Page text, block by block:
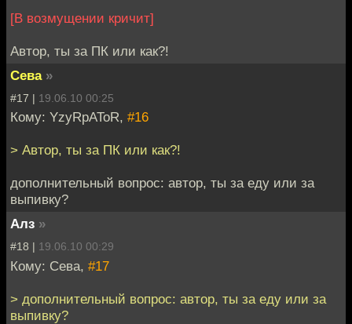
[В возмущении кричит]
Автор, ты за ПК или как?!
Сева »
#17 | 19.06.10 00:25
Кому: YzyRpAToR, #16
> Автор, ты за ПК или как?!
дополнительный вопрос: автор, ты за еду или за
выпивку?
Алз »
#18 | 19.06.10 00:29
Кому: Сева, #17
> дополнительный вопрос: автор, ты за еду или за
выпивку?